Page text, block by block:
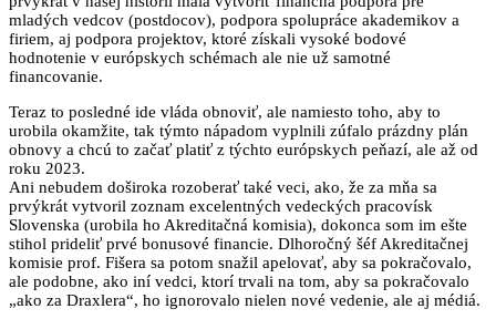
mladých vedcov (postdocov), podpora spolupráce akademikov a
firiem, aj podpora projektov, ktoré získali vysoké bodové
hodnotenie v európskych schémach ale nie už samotné
financovanie.
Teraz to posledné ide vláda obnoviť, ale namiesto toho, aby to
urobila okamžite, tak týmto nápadom vyplnili zúfalo prázdny plán
obnovy a chcú to začať platiť z týchto európskych peňazí, ale až od
roku 2023.
Ani nebudem doširoka rozoberať také veci, ako, že za mňa sa
prvýkrát vytvoril zoznam excelentných vedeckých pracovísk
Slovenska (urobila ho Akreditačná komisia), dokonca som im ešte
stihol prideliť prvé bonusové financie. Dlhoročný šéf Akreditačnej
komisie prof. Fišera sa potom snažil apelovať, aby sa pokračovalo,
ale podobne, ako iní vedci, ktorí trvali na tom, aby sa pokračovalo
„ako za Draxlera“, ho ignorovalo nielen nové vedenie, ale aj médiá.